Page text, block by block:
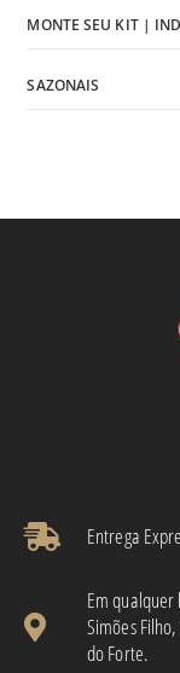
MONTE SEU KIT |
SAZONAIS
Entrega
Em qualquer
Simões
do Forte.